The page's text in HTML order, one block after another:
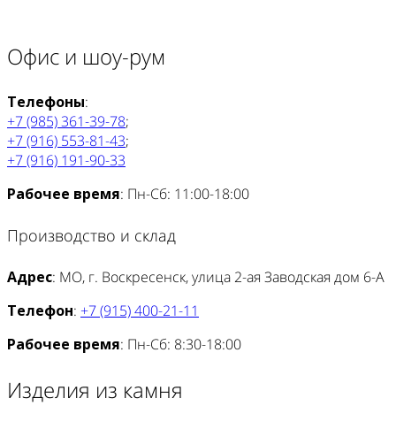
Офис и шоу-рум
Телефоны:
+7 (985) 361-39-78;
+7 (916) 553-81-43;
+7 (916) 191-90-33
Рабочее время: Пн-Сб: 11:00-18:00
Производство и склад
Адрес: МО, г. Воскресенск, улица 2-ая Заводская дом 6-А
Телефон: +7 (915) 400-21-11
Рабочее время: Пн-Сб: 8:30-18:00
Изделия из камня